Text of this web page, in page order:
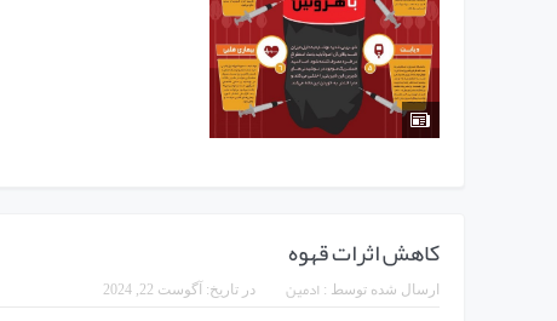
کاهش اثرات قهوه
ارسال شده توسط : ادمین در تاریخ: آگوست 22, 2024